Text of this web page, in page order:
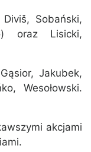
Diviš, Sobański,
oraz Lisicki,
Jakubek,
Wesołowski.
akcjami